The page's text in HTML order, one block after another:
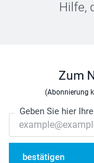
Hilfe,
Zum
(Abonnierung
Geben Sie hier
bestätigen